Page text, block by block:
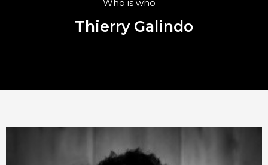
Who is who
Thierry Galindo